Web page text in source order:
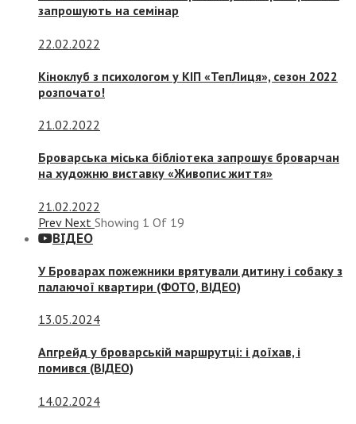
запрошують на семінар
22.02.2022
Кіноклуб з психологом у КІП «ТепЛиця», сезон 2022
розпочато!
21.02.2022
Броварська міська бібліотека запрошує броварчан
на художню виставку «Живопис життя»
21.02.2022
Prev Next Showing 1 Of 19
ВІДЕО
У Броварах пожежники врятували дитину і собаку з
палаючої квартири (ФОТО, ВІДЕО)
13.05.2024
Апгрейд у броварській маршрутці: і доїхав, і
помився (ВІДЕО)
14.02.2024